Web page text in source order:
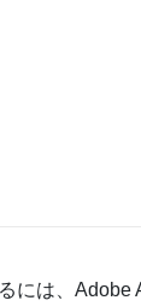
には、Adobe